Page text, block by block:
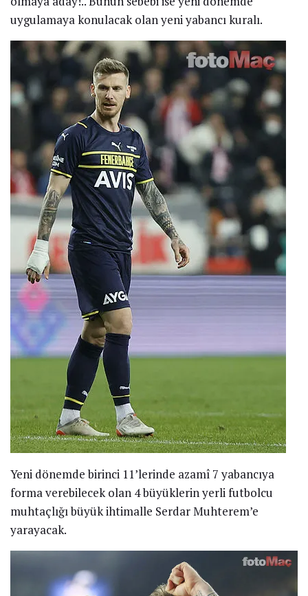
uygulamaya konulacak olan yeni yabancı kuralı.
Yeni dönemde birinci 11’lerinde azamî 7 yabancıya
forma verebilecek olan 4 büyüklerin yerli futbolcu
muhtaçlığı büyük ihtimalle Serdar Muhterem’e
yarayacak.